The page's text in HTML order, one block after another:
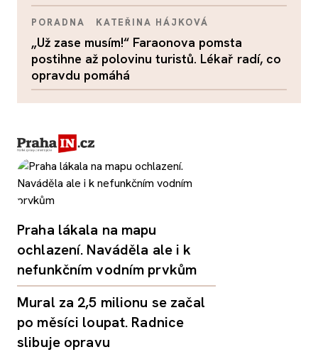
PORADNA KATEŘINA HÁJKOVÁ
„Už zase musím!“ Faraonova pomsta
postihne až polovinu turistů. Lékař radí, co
opravdu pomáhá
Praha lákala na mapu
ochlazení. Naváděla ale i k
nefunkčním vodním prvkům
Mural za 2,5 milionu se začal
po měsíci loupat. Radnice
slibuje opravu